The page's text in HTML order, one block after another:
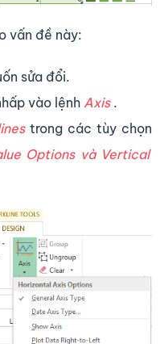
vấn đề này:
sửa đổi.
vào lệnh Axis.
trong các tùy chọn
Options vàVertical